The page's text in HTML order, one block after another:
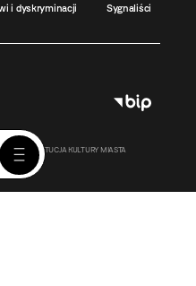
i dyskryminacji Sygnaliści
– INSTYTUCJA KULTURY MIASTA